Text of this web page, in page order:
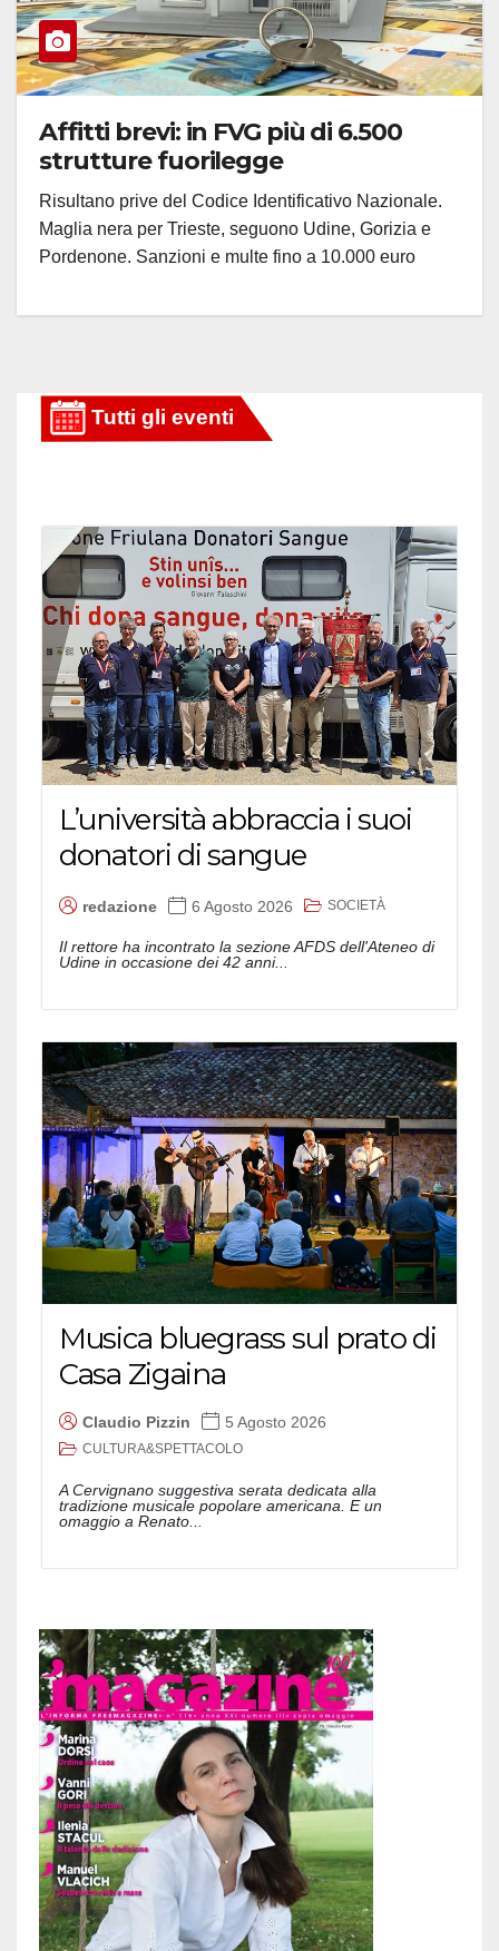
Affitti brevi: in FVG più di 6.500
strutture fuorilegge
Risultano prive del Codice Identificativo Nazionale.
Maglia nera per Trieste, seguono Udine, Gorizia e
Pordenone. Sanzioni e multe fino a 10.000 euro
L’università abbraccia i suoi
donatori di sangue
redazione 6 Agosto 2026 SOCIETÀ
Il rettore ha incontrato la sezione AFDS dell'Ateneo di
Udine in occasione dei 42 anni...
Musica bluegrass sul prato di
Casa Zigaina
Claudio Pizzin 5 Agosto 2026
CULTURA&SPETTACOLO
A Cervignano suggestiva serata dedicata alla
tradizione musicale popolare americana. E un
omaggio a Renato...